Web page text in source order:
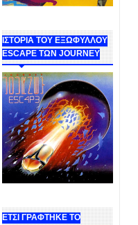
ΙΣΤΟΡΙΑ ΤΟΥ ΕΞΩΦΥΛΛΟΥ
ESCAPE ΤΩΝ JOURNEY
ΕΤΣΙ ΓΡΑΦΤΗΚΕ ΤΟ